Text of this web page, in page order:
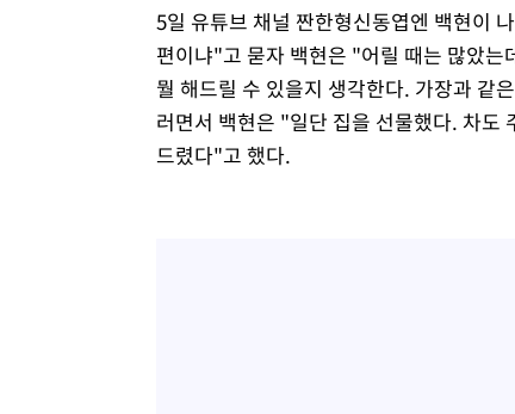
[속보]규제합리화위원회 부위원장에 김태유 서울대
[속보]국힘 윤리위, '돌려차기 발언' 진종오·서범수 징
[속보] 7월 중국 수출 23.9%↑ 수입 27.5%↑…무역
[속보]'채상병 순직 책임' 임성근, 항소심도 징역 3년
[속보]종합특검, '관저이전 봐주기 감사' 유병호 구속기소
5일 유튜브 채널 짠한형신동엽엔 백현이
편이냐"고 묻자 백현은 "어릴 때는 많았
뭘 해드릴 수 있을지 생각한다. 가장과 같
러면서 백현은 "일단 집을 선물했다. 차도
드렸다"고 했다.